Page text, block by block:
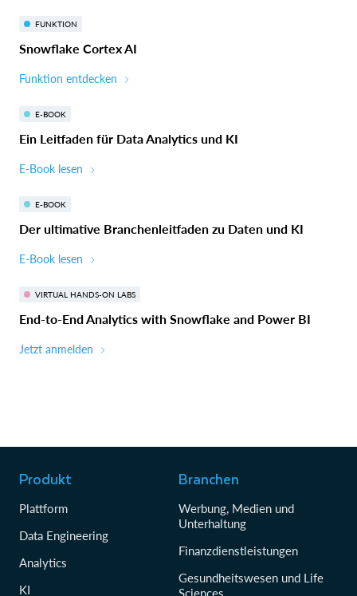
FUNKTION
Snowflake Cortex AI
Funktion entdecken
E-BOOK
Ein Leitfaden für Data Analytics und KI
E-Book lesen
E-BOOK
Der ultimative Branchenleitfaden zu Daten und KI
E-Book lesen
VIRTUAL HANDS-ON LABS
End-to-End Analytics with Snowflake and Power BI
Jetzt anmelden
Produkt
Plattform
Data Engineering
Analytics
KI
Branchen
Werbung, Medien und
Unterhaltung
Finanzdienstleistungen
Gesundheitswesen und Life
Sciences